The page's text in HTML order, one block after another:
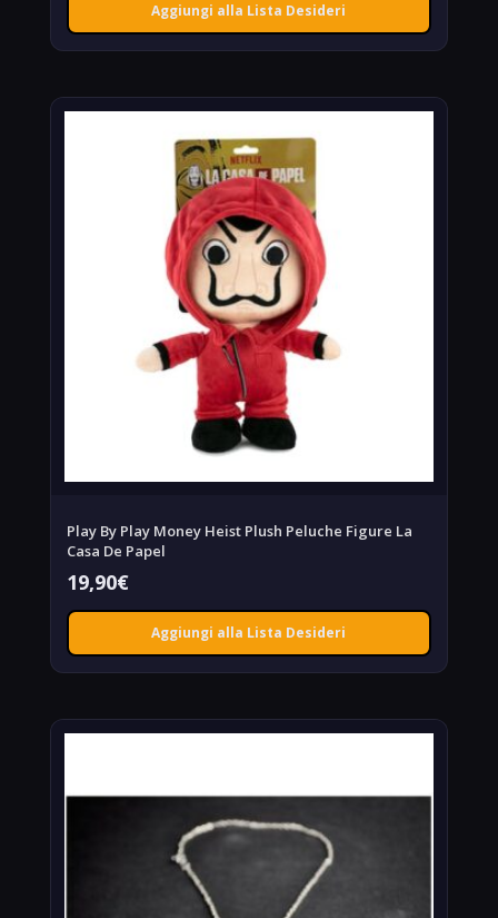
Aggiungi alla Lista Desideri
Play By Play Money Heist Plush Peluche Figure La
Casa De Papel
19,90€
Aggiungi alla Lista Desideri